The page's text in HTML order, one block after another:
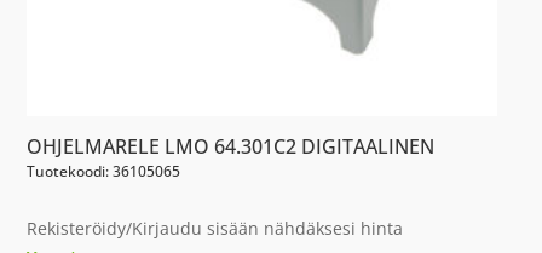
OHJELMARELE LMO 64.301C2 DIGITAALINEN
Tuotekoodi: 36105065
Rekisteröidy/Kirjaudu sisään nähdäksesi hinta